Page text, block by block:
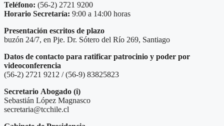
Teléfono: (56-2) 2721 9200
Horario Secretaría: 9:00 a 14:00 horas
Presentación escritos de plazo
buzón 24/7, en Pje. Dr. Sótero del Río 269, Santiago
Datos de contacto para ratificar patrocinio y poder por
videoconferencia
(56-2) 2721 9212 / (56-9) 83825823
Secretario Abogado (i)
Sebastián López Magnasco
secretaria@tcchile.cl